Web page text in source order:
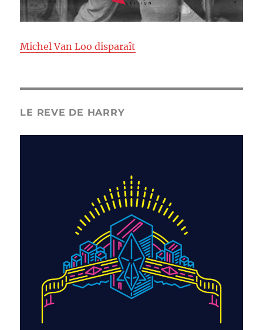
Michel Van Loo disparaît
LE REVE DE HARRY